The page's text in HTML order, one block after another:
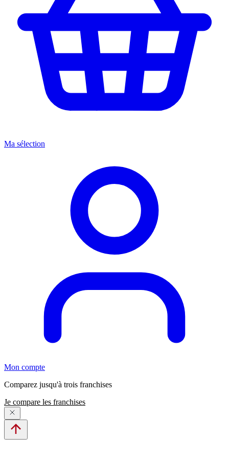
Ma sélection
Mon compte
Comparez jusqu'à trois franchises
Je compare les franchises